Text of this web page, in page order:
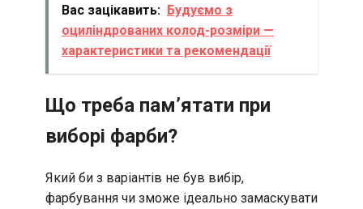
Вас зацікавить: Будуємо з
оциліндрованих колод-розміри —
характеристики та рекомендації
Що треба пам’ятати при
виборі фарби?
Який би з варіантів не був вибір,
фарбування чи зможе ідеально замаскувати